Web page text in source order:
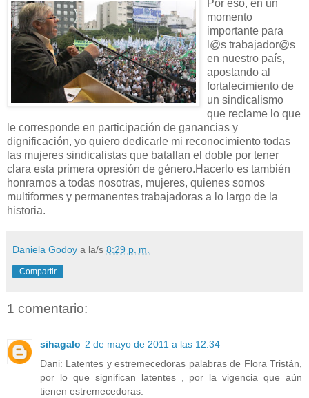
Por eso, en un
momento
importante para
l@s trabajador@s
en nuestro país,
apostando al
fortalecimiento de
un sindicalismo
que reclame lo que
le corresponde en participación de ganancias y
dignificación, yo quiero dedicarle mi reconocimiento todas
las mujeres sindicalistas que batallan el doble por tener
clara esta primera opresión de género.Hacerlo es también
honrarnos a todas nosotras, mujeres, quienes somos
multiformes y permanentes trabajadoras a lo largo de la
historia.
Daniela Godoy a la/s 8:29 p. m.
Compartir
1 comentario:
sihagalo 2 de mayo de 2011 a las 12:34
Dani: Latentes y estremecedoras palabras de Flora Tristán,
por lo que significan latentes , por la vigencia que aún
tienen estremecedoras.